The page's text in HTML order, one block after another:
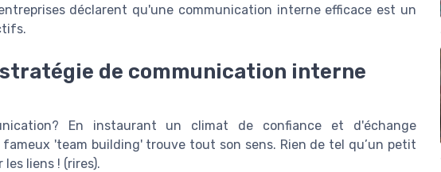
déclarent qu'une communication interne efficace est un
de communication interne
En instaurant un climat de confiance et d'échange
'team building' trouve tout son sens. Rien de tel qu’un petit
liens ! (rires).